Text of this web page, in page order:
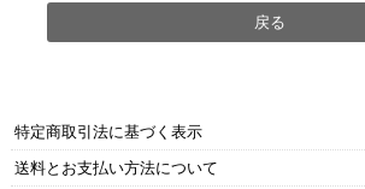
特定商取引法に基づく表示
送料とお支払い方法について